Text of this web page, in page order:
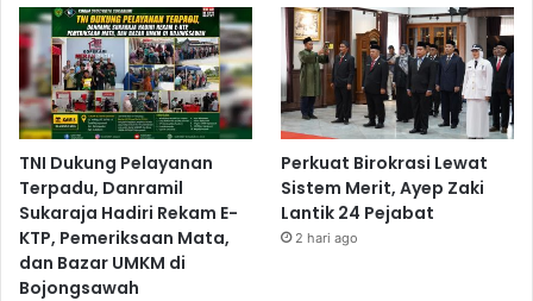
TNI Dukung Pelayanan
Terpadu, Danramil
Sukaraja Hadiri Rekam E-
KTP, Pemeriksaan Mata,
dan Bazar UMKM di
Bojongsawah
Perkuat Birokrasi Lewat
Sistem Merit, Ayep Zaki
Lantik 24 Pejabat
2 hari ago